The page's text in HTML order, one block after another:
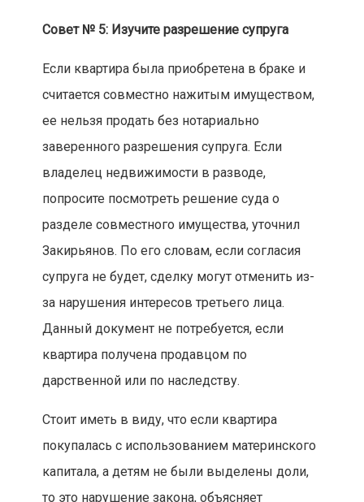
Совет № 5: Изучите разрешение супруга
Если квартира была приобретена в браке и
считается совместно нажитым имуществом,
ее нельзя продать без нотариально
заверенного разрешения супруга. Если
владелец недвижимости в разводе,
попросите посмотреть решение суда о
разделе совместного имущества, уточнил
Закирьянов. По его словам, если согласия
супруга не будет, сделку могут отменить из-
за нарушения интересов третьего лица.
Данный документ не потребуется, если
квартира получена продавцом по
дарственной или по наследству.
Стоит иметь в виду, что если квартира
покупалась с использованием материнского
капитала, а детям не были выделены доли,
то это нарушение закона, объясняет